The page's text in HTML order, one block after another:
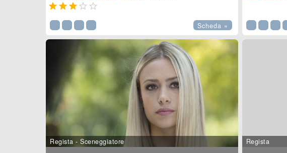
    
Scheda »
Regista - Sceneggiatore Regista